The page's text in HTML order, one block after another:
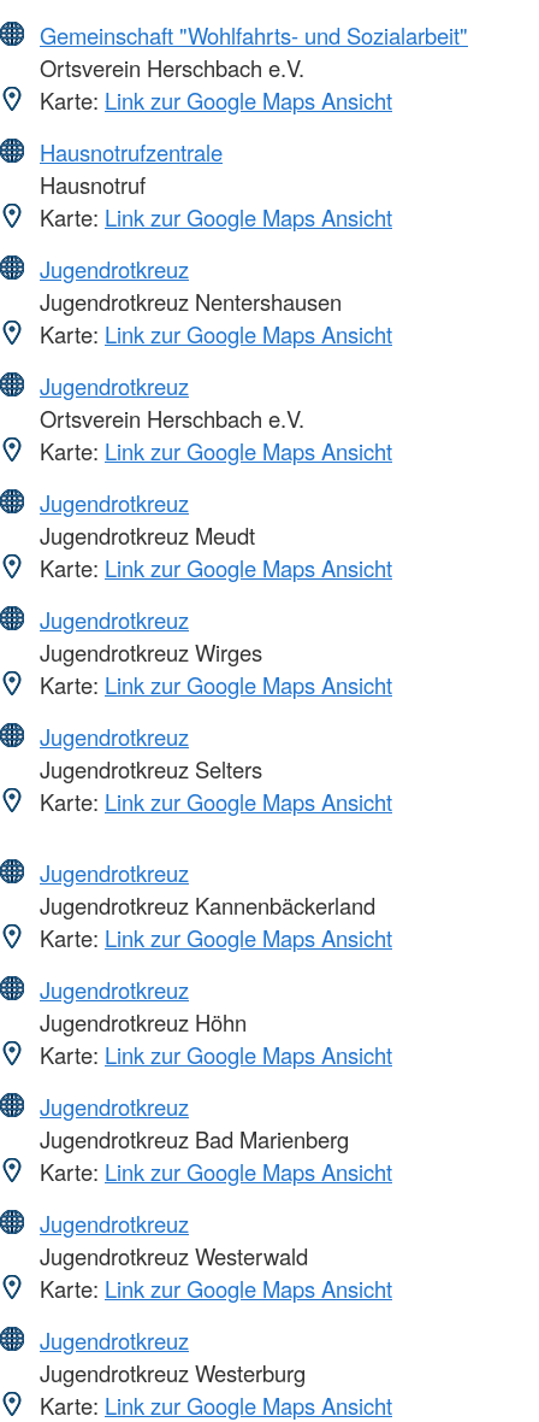
Gemeinschaft "Wohlfahrts- und Sozialarbeit"
Ortsverein Herschbach e.V.
Karte: Link zur Google Maps Ansicht
Hausnotrufzentrale
Hausnotruf
Karte: Link zur Google Maps Ansicht
Jugendrotkreuz
Jugendrotkreuz Nentershausen
Karte: Link zur Google Maps Ansicht
Jugendrotkreuz
Ortsverein Herschbach e.V.
Karte: Link zur Google Maps Ansicht
Jugendrotkreuz
Jugendrotkreuz Meudt
Karte: Link zur Google Maps Ansicht
Jugendrotkreuz
Jugendrotkreuz Wirges
Karte: Link zur Google Maps Ansicht
Jugendrotkreuz
Jugendrotkreuz Selters
Karte: Link zur Google Maps Ansicht
Jugendrotkreuz
Jugendrotkreuz Kannenbäckerland
Karte: Link zur Google Maps Ansicht
Jugendrotkreuz
Jugendrotkreuz Höhn
Karte: Link zur Google Maps Ansicht
Jugendrotkreuz
Jugendrotkreuz Bad Marienberg
Karte: Link zur Google Maps Ansicht
Jugendrotkreuz
Jugendrotkreuz Westerwald
Karte: Link zur Google Maps Ansicht
Jugendrotkreuz
Jugendrotkreuz Westerburg
Karte: Link zur Google Maps Ansicht